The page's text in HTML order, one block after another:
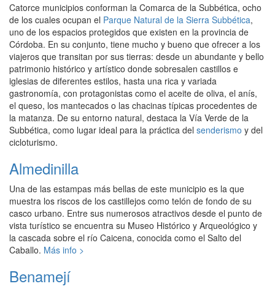
Catorce municipios conforman la Comarca de la Subbética, ocho
de los cuales ocupan el Parque Natural de la Sierra Subbética,
uno de los espacios protegidos que existen en la provincia de
Córdoba. En su conjunto, tiene mucho y bueno que ofrecer a los
viajeros que transitan por sus tierras: desde un abundante y bello
patrimonio histórico y artístico donde sobresalen castillos e
iglesias de diferentes estilos, hasta una rica y variada
gastronomía, con protagonistas como el aceite de oliva, el anís,
el queso, los mantecados o las chacinas típicas procedentes de
la matanza. De su entorno natural, destaca la Vía Verde de la
Subbética, como lugar ideal para la práctica del senderismo y del
cicloturismo.
Almedinilla
Una de las estampas más bellas de este municipio es la que
muestra los riscos de los castillejos como telón de fondo de su
casco urbano. Entre sus numerosos atractivos desde el punto de
vista turístico se encuentra su Museo Histórico y Arqueológico y
la cascada sobre el río Caicena, conocida como el Salto del
Caballo. Más info >
Benamejí